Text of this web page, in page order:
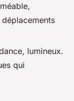
lumineux.
qui